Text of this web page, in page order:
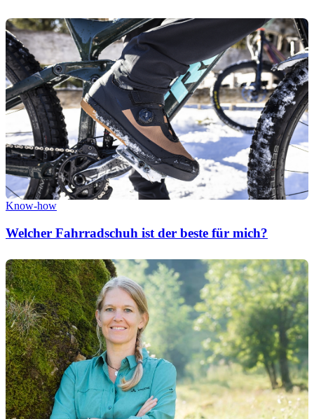
Know-how
Welcher Fahrradschuh ist der beste für mich?